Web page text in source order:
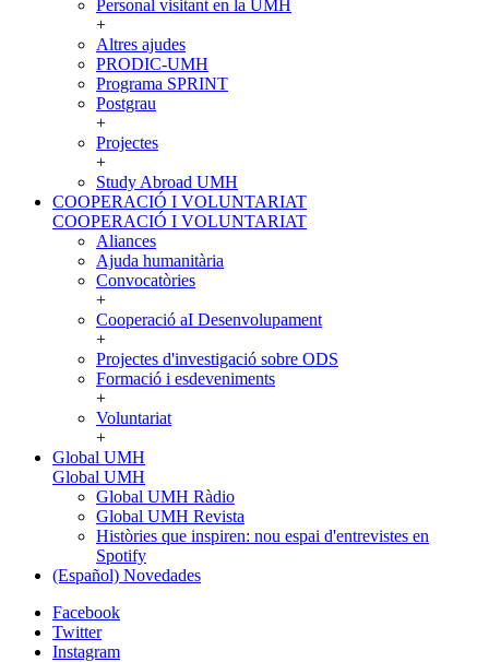
Personal visitant en la UMH
+
Altres ajudes
PRODIC-UMH
Programa SPRINT
Postgrau
+
Projectes
+
Study Abroad UMH
COOPERACIÓ I VOLUNTARIAT
COOPERACIÓ I VOLUNTARIAT
Aliances
Ajuda humanitària
Convocatòries
+
Cooperació aI Desenvolupament
+
Projectes d'investigació sobre ODS
Formació i esdeveniments
+
Voluntariat
+
Global UMH
Global UMH
Global UMH Ràdio
Global UMH Revista
Històries que inspiren: nou espai d'entrevistes en
Spotify
(Español) Novedades
Facebook
Twitter
Instagram